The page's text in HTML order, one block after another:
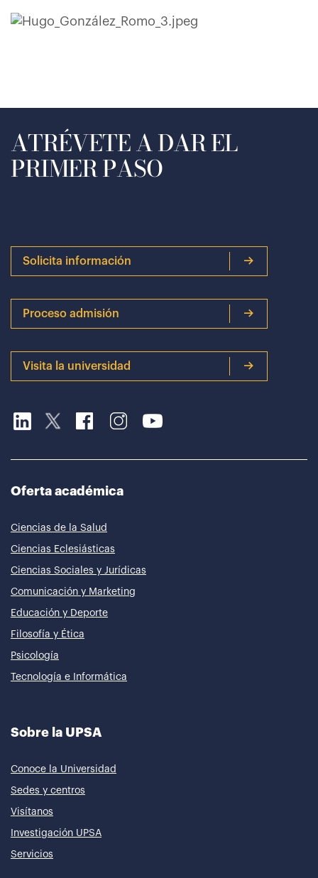
ATRÉVETE A DAR EL
PRIMER PASO
Solicita información
Proceso admisión
Visita la universidad
Oferta académica
Ciencias de la Salud
Ciencias Eclesiásticas
Ciencias Sociales y Jurídicas
Comunicación y Marketing
Educación y Deporte
Filosofía y Ética
Psicología
Tecnología e Informática
Sobre la UPSA
Conoce la Universidad
Sedes y centros
Visítanos
Investigación UPSA
Servicios